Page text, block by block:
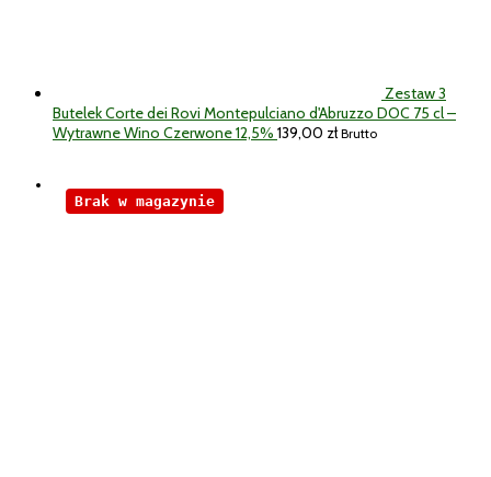
Zestaw 3
Butelek Corte dei Rovi Montepulciano d'Abruzzo DOC 75 cl –
Wytrawne Wino Czerwone 12,5% 139,00 zł Brutto
Brak w magazynie